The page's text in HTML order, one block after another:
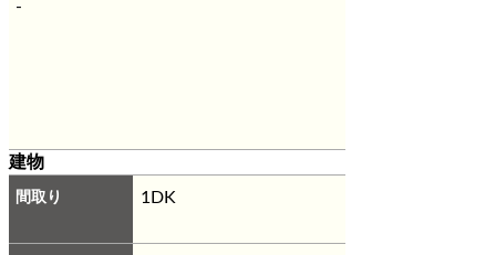
-
建物
間取り 1DK